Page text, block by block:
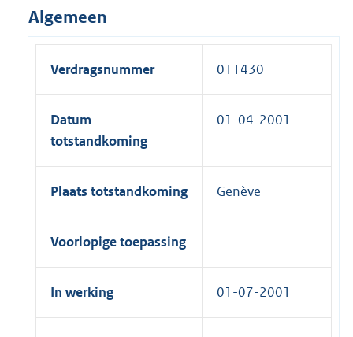
Algemeen
Verdragsnummer 011430
Datum
totstandkoming
01-04-2001
Plaats totstandkoming Genève
Voorlopige toepassing
In werking 01-07-2001